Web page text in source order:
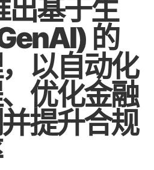
出基于生
的
以自动化
优化金融
提升合规